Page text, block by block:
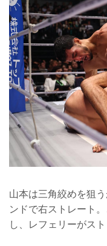
山本は三角絞めを狙
ンドで右ストレート
し、レフェリーがスト